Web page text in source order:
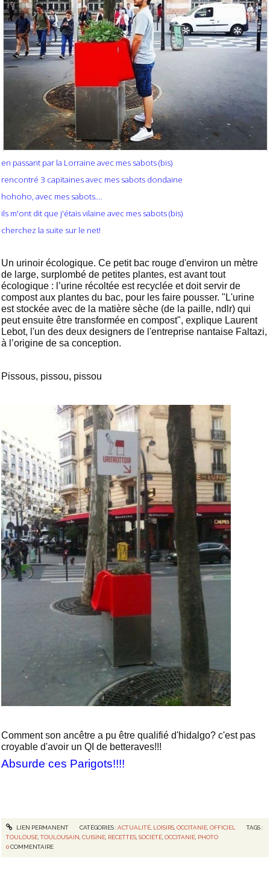
en passant par la Lorraine avec mes sabots (bis)
rencontré 3 capitaines avec mes sabots dondaine
hohoho, avec mes sabots....
ils m'ont dit que j'étais vilaine avec mes sabots (bis)
cherchez la suite sur le net!
Un urinoir écologique. Ce petit bac rouge d'environ un mètre
de large, surplombé de petites plantes, est avant tout
écologique : l’urine récoltée est recyclée et doit servir de
compost aux plantes du bac, pour les faire pousser. "L'urine
est stockée avec de la matière sèche (de la paille, ndlr) qui
peut ensuite être transformée en compost", explique Laurent
Lebot, l'un des deux designers de l'entreprise nantaise Faltazi,
à l’origine de sa conception.
Pissous, pissou, pissou
Comment son ancêtre a pu être qualifié d'hidalgo? c'est pas
croyable d'avoir un QI de betteraves!!!
Absurde ces Parigots!!!!
LIEN PERMANENT CATÉGORIES :ACTUALITÉ, LOISIRS, OCCITANIE, OFFICIEL
TAGS :
TOULOUSE,TOULOUSAIN,CUISINE, RECETTES,SOCIÉTÉ,OCCITANIE, PHOTO
0COMMENTAIRE